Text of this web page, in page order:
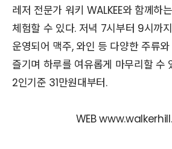
레저 전문가 워키 WALKEE와 함께하
체험할 수 있다. 저녁 7시부터 9시까
운영되어 맥주, 와인 등 다양한 주류
즐기며 하루를 여유롭게 마무리할 수
2인기준 31만원대부터.
WEB